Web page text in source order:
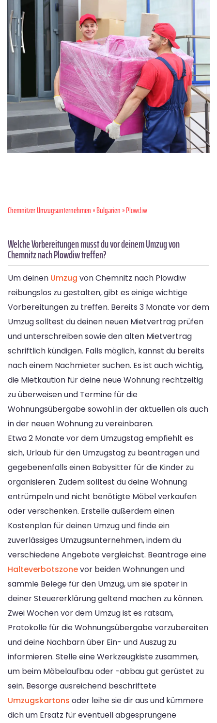
Chemnitzer Umzugsunternehmen»Bulgarien» Plowdiw
Welche Vorbereitungen musst du vor deinem Umzug von
Chemnitz nach Plowdiw treffen?
Um deinen Umzug von Chemnitz nach Plowdiw
reibungslos zu gestalten, gibt es einige wichtige
Vorbereitungen zu treffen. Bereits 3 Monate vor dem
Umzug solltest du deinen neuen Mietvertrag prüfen
und unterschreiben sowie den alten Mietvertrag
schriftlich kündigen. Falls möglich, kannst du bereits
nach einem Nachmieter suchen. Es ist auch wichtig,
die Mietkaution für deine neue Wohnung rechtzeitig
zu überweisen und Termine für die
Wohnungsübergabe sowohl in der aktuellen als auch
in der neuen Wohnung zu vereinbaren.
Etwa 2 Monate vor dem Umzugstag empfiehlt es
sich, Urlaub für den Umzugstag zu beantragen und
gegebenenfalls einen Babysitter für die Kinder zu
organisieren. Zudem solltest du deine Wohnung
entrümpeln und nicht benötigte Möbel verkaufen
oder verschenken. Erstelle außerdem einen
Kostenplan für deinen Umzug und finde ein
zuverlässiges Umzugsunternehmen, indem du
verschiedene Angebote vergleichst. Beantrage eine
Halteverbotszonevor beiden Wohnungen und
sammle Belege für den Umzug, um sie später in
deiner Steuererklärung geltend machen zu können.
Zwei Wochen vor dem Umzug ist es ratsam,
Protokolle für die Wohnungsübergabe vorzubereiten
und deine Nachbarn über Ein- und Auszug zu
informieren. Stelle eine Werkzeugkiste zusammen,
um beim Möbelaufbau oder -abbau gut gerüstet zu
sein. Besorge ausreichend beschriftete
Umzugskartons oder leihe sie dir aus und kümmere
dich um Ersatz für eventuell abgesprungene